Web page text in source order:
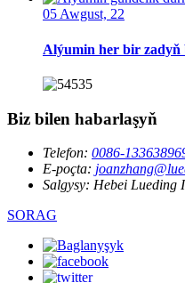
05 Awgust, 22
Alýumin her bir zadyň
Biz bilen habarlaşyň
Telefon: 0086-
E-poçta:
Salgysy: Hebei Lueding
SORAG